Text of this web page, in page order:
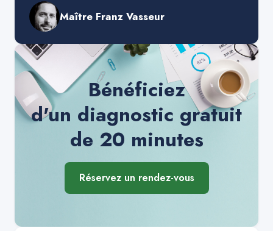
Maître Franz Vasseur
Bénéficiez
d'un diagnostic gratuit
de 20 minutes
Réservez un rendez-vous